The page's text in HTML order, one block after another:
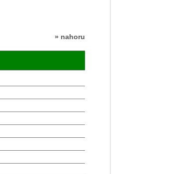
» nahoru